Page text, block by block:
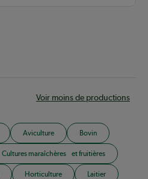
Voir moins de productions
Aviculture Bovin
Cultures maraîchères et fruitières
Horticulture Laitier